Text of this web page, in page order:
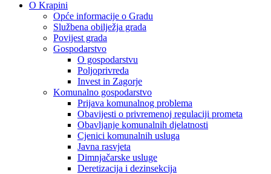
O Krapini
Opće informacije o Gradu
Službena obilježja grada
Povijest grada
Gospodarstvo
O gospodarstvu
Poljoprivreda
Invest in Zagorje
Komunalno gospodarstvo
Prijava komunalnog problema
Obavijesti o privremenoj regulaciji prometa
Obavljanje komunalnih djelatnosti
Cjenici komunalnih usluga
Javna rasvjeta
Dimnjačarske usluge
Deretizacija i dezinsekcija